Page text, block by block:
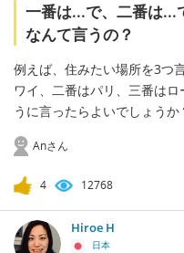
一番は...で、二番は...
なんて言うの？
例えば、住みたい場所を3つ
ワイ、二番はパリ、三番は
うに言ったらよいでしょうか
Anさん
4 12768
Hiroe H
日本